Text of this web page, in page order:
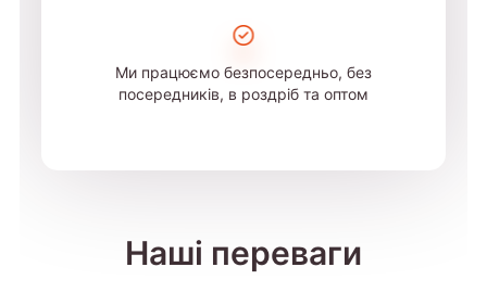
Ми працюємо безпосередньо, без
посередників, в роздріб та оптом
Наші переваги